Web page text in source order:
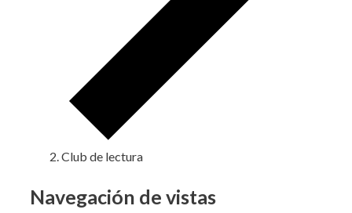
Club de lectura
Eventos
Navegación de vistas